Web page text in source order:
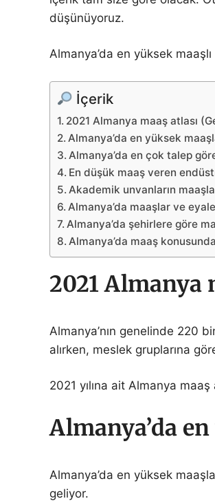
düşünüyoruz.
Almanya’da en yüksek
İçerik
2021 Almanya maaş atlası
Almanya’da en yüksek
Almanya’da en çok talep
En düşük maaş veren
Akademik unvanların
Almanya’da maaşlar ve
Almanya’da şehirlere göre
Almanya’da maaş
2021 Almanya
Almanya’nın genelinde 220
alırken, meslek gruplarına
2021 yılına ait Almanya maaş
Almanya’da
Almanya’da en yüksek
geliyor.